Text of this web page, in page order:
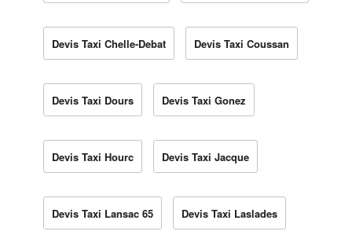
Devis Taxi Chelle-Debat Devis Taxi Coussan
Devis Taxi Dours Devis Taxi Gonez
Devis Taxi Hourc Devis Taxi Jacque
Devis Taxi Lansac 65 Devis Taxi Laslades